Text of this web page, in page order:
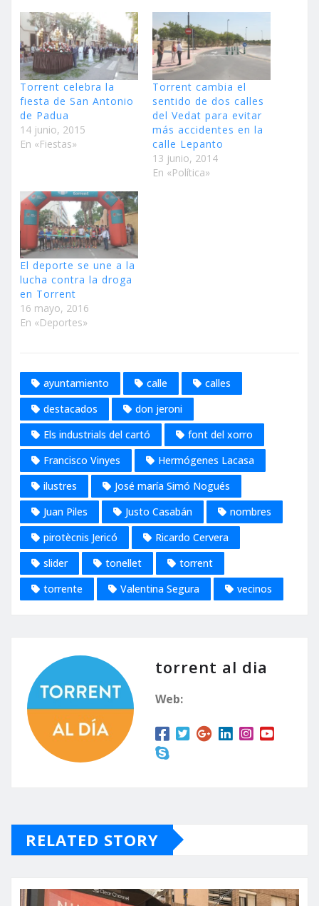
Torrent celebra la
fiesta de San Antonio
de Padua
14 junio, 2015
En «Fiestas»
Torrent cambia el
sentido de dos calles
del Vedat para evitar
más accidentes en la
calle Lepanto
13 junio, 2014
En «Política»
El deporte se une a la
lucha contra la droga
en Torrent
16 mayo, 2016
En «Deportes»
ayuntamiento calle
calles
destacados
don jeroni
Els industrials del cartó
font del xorro
Francisco Vinyes
Hermógenes Lacasa
ilustres
José maría Simó Nogués
Juan Piles
Justo Casabán
nombres
pirotècnis Jericó
Ricardo Cervera
slider
tonellet
torrent
torrente
Valentina Segura vecinos
torrent al dia
Web:
RELATED STORY